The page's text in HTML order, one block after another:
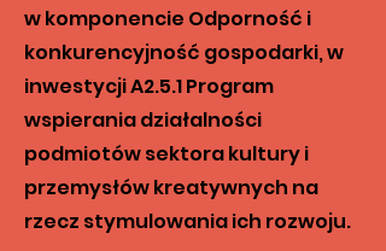
w komponencie Odporność i
konkurencyjność gospodarki, w
inwestycji A2.5.1 Program
wspierania działalności
podmiotów sektora kultury i
przemysłów kreatywnych na
rzecz stymulowania ich rozwoju.